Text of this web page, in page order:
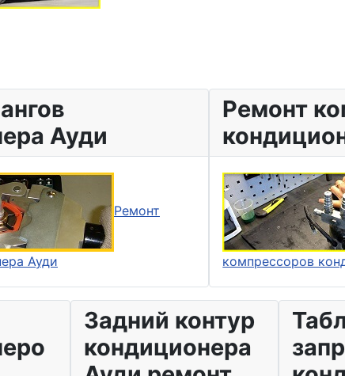
Ауди
Ремонт
Ауди
Ремонт
компрессоров
Задний контур
кондиционера